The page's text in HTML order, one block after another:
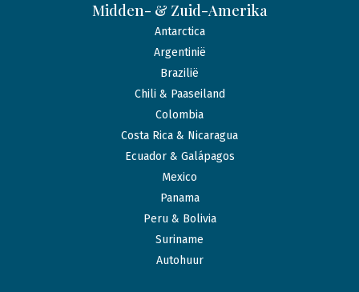
Midden- & Zuid-Amerika
Antarctica
Argentinië
Brazilië
Chili & Paaseiland
Colombia
Costa Rica & Nicaragua
Ecuador & Galápagos
Mexico
Panama
Peru & Bolivia
Suriname
Autohuur